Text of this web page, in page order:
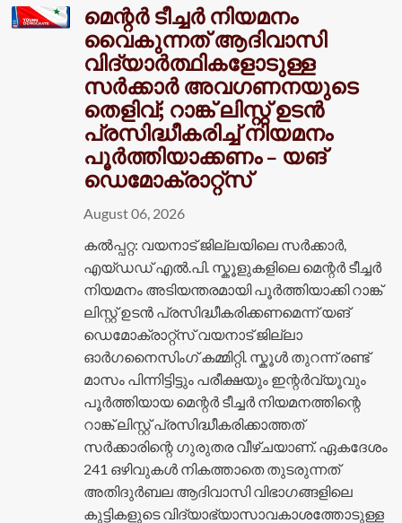
മെന്റർ ടീച്ചർ നിയമനം
വൈകുന്നത് ആദിവാസി
വിദ്യാർത്ഥികളോടുള്ള
സർക്കാർ അവഗണനയുടെ
തെളിവ്; റാങ്ക് ലിസ്റ്റ് ഉടൻ
പ്രസിദ്ധീകരിച്ച് നിയമനം
പൂർത്തിയാക്കണം – യങ്
ഡെമോക്രാറ്റ്സ്
August 06, 2026
കൽപ്പറ്റ: വയനാട് ജില്ലയിലെ സർക്കാർ,
എയ്ഡഡ് എൽ.പി. സ്കൂളുകളിലെ മെന്റർ ടീച്ചർ
നിയമനം അടിയന്തരമായി പൂർത്തിയാക്കി റാങ്ക്
ലിസ്റ്റ് ഉടൻ പ്രസിദ്ധീകരിക്കണമെന്ന് യങ്
ഡെമോക്രാറ്റ്സ് വയനാട് ജില്ലാ
ഓർഗനൈസിംഗ് കമ്മിറ്റി. സ്കൂൾ തുറന്ന് രണ്ട്
മാസം പിന്നിട്ടിട്ടും പരീക്ഷയും ഇന്റർവ്യൂവും
പൂർത്തിയായ മെന്റർ ടീച്ചർ നിയമനത്തിന്റെ
റാങ്ക് ലിസ്റ്റ് പ്രസിദ്ധീകരിക്കാത്തത്
സർക്കാരിന്റെ ഗുരുതര വീഴ്ചയാണ്. ഏകദേശം
241 ഒഴിവുകൾ നികത്താതെ തുടരുന്നത്
അതിദുർബല ആദിവാസി വിഭാഗങ്ങളിലെ
കുട്ടികളുടെ വിദ്യാഭ്യാസാവകാശത്തോടുള്ള